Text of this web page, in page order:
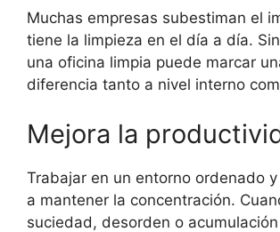
Muchas empresas subestiman el
tiene la limpieza en el día a día.
una oficina limpia puede marcar
diferencia tanto a nivel interno
Mejora la
Trabajar en un entorno ordenado
a mantener la concentración.
suciedad, desorden o